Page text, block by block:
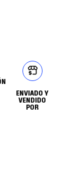
ENVIADO Y
VENDIDO
POR